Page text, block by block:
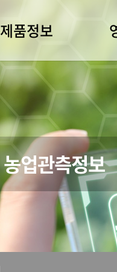
제품정보
농업관측정보